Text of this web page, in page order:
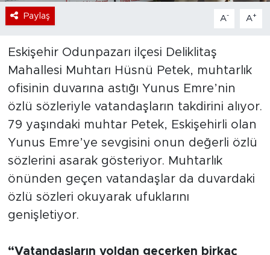
Paylaş A- A+
Eskişehir Odunpazarı ilçesi Deliklitaş
Mahallesi Muhtarı Hüsnü Petek, muhtarlık
ofisinin duvarına astığı Yunus Emre’nin
özlü sözleriyle vatandaşların takdirini alıyor.
79 yaşındaki muhtar Petek, Eskişehirli olan
Yunus Emre’ye sevgisini onun değerli özlü
sözlerini asarak gösteriyor. Muhtarlık
önünden geçen vatandaşlar da duvardaki
özlü sözleri okuyarak ufuklarını
genişletiyor.
“Vatandaşların yoldan geçerken birkaç